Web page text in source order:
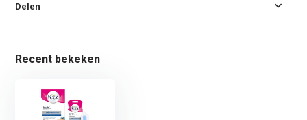
Delen
Recent bekeken